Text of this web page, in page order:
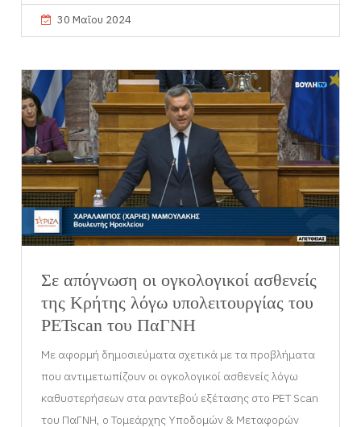
30 Μαΐου 2024
Σε απόγνωση οι ογκολογικοί ασθενείς
της Κρήτης λόγω υπολειτουργίας του
PETscan του ΠαΓΝΗ
Με αφορμή δημοσιεύματα σχετικά με τα προβλήματα
που αντιμετωπίζουν οι ογκολογικοί ασθενείς λόγω
καθυστερήσεων στα ραντεβού εξέτασης στο PΕΤ Scan
του ΠαΓΝΗ, ο Τομεάρχης Υποδομών & Μεταφορών